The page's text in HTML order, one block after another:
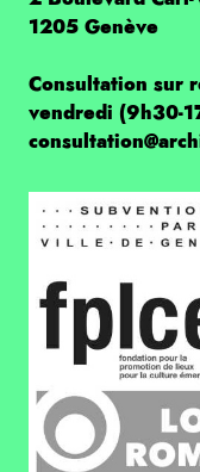
1205 Genève
Consultation sur
vendredi (9h30-